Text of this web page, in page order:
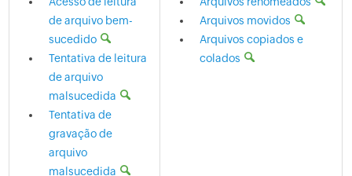
de arquivo bem-
sucedido
Tentativa de leitura
de arquivo
malsucedida
Tentativa de
gravação de
arquivo
malsucedida
Arquivos movidos
Arquivos copiados e
colados